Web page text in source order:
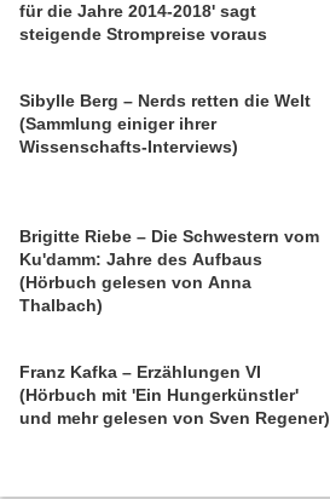
für die Jahre 2014-2018' sagt
steigende Strompreise voraus
Sibylle Berg – Nerds retten die Welt
(Sammlung einiger ihrer
Wissenschafts-Interviews)
Brigitte Riebe – Die Schwestern vom
Ku'damm: Jahre des Aufbaus
(Hörbuch gelesen von Anna
Thalbach)
Franz Kafka – Erzählungen VI
(Hörbuch mit 'Ein Hungerkünstler'
und mehr gelesen von Sven Regener)